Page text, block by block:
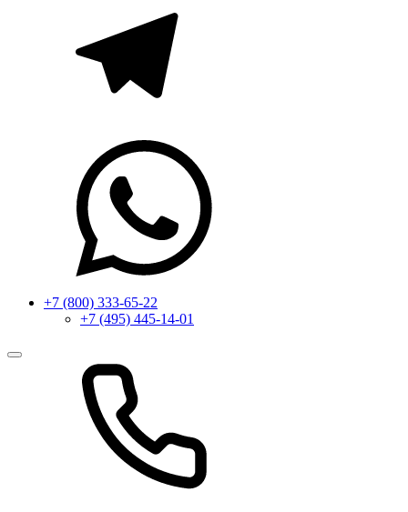
+7 (800) 333-65-22
+7 (495) 445-14-01